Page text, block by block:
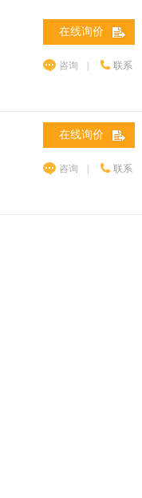
在线询价
咨询 联系
在线询价
咨询 联系